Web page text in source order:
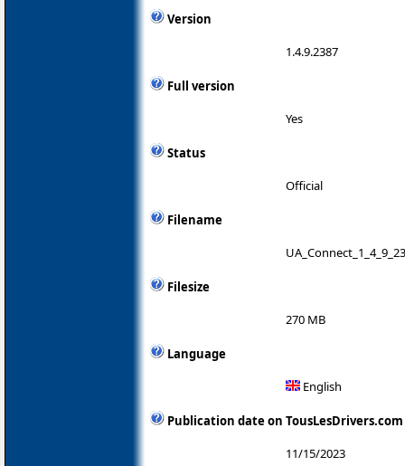
Version
1.4.9.2387
Full version
Yes
Status
Official
Filename
Filesize
270 MB
Language
English
Publication date on TousLesDrivers.com
11/15/2023